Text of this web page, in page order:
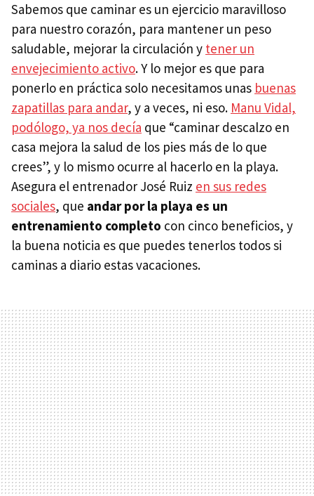
Sabemos que caminar es un ejercicio maravilloso
para nuestro corazón, para mantener un peso
saludable, mejorar la circulación y tener un
envejecimiento activo. Y lo mejor es que para
ponerlo en práctica solo necesitamos unas buenas
zapatillas para andar, y a veces, ni eso. Manu Vidal,
podólogo, ya nos decía que “caminar descalzo en
casa mejora la salud de los pies más de lo que
crees”, y lo mismo ocurre al hacerlo en la playa.
Asegura el entrenador José Ruiz en sus redes
sociales, que andar por la playa es un
entrenamiento completo con cinco beneficios, y
la buena noticia es que puedes tenerlos todos si
caminas a diario estas vacaciones.